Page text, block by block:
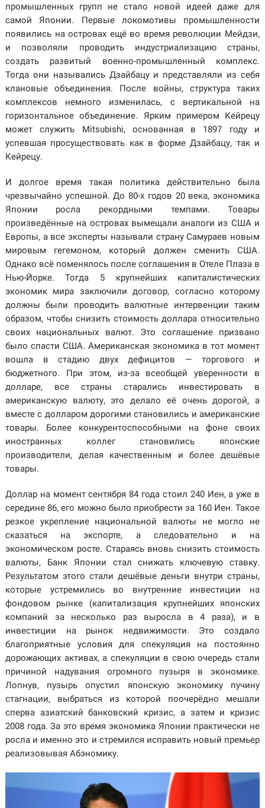
промышленных групп не стало новой идеей даже для
самой Японии. Первые локомотивы промышленности
появились на островах ещё во время революции Мейдзи,
и позволяли проводить индустриализацию страны,
создать развитый военно-промышленный комплекс.
Тогда они назывались Дзайбацу и представляли из себя
клановые объединения. После войны, структура таких
комплексов немного изменилась, с вертикальной на
горизонтальное объединение. Ярким примером Кейрецу
может служить Mitsubishi, основанная в 1897 году и
успевшая просуществовать как в форме Дзайбацу, так и
Кейрецу.
И долгое время такая политика действительно была
чрезвычайно успешной. До 80-х годов 20 века, экономика
Японии росла рекордными темпами. Товары
произведённые на островах вымещали аналоги из США и
Европы, а все эксперты называли страну Самураев новым
мировым гегемоном, который должен сменить США.
Однако всё поменялось после соглашения в Отеле Плаза в
Нью-Йорке. Тогда 5 крупнейших капиталистических
экономик мира заключили договор, согласно которому
должны были проводить валютные интервенции таким
образом, чтобы снизить стоимость доллара относительно
своих национальных валют. Это соглашение призвано
было спасти США. Американская экономика в тот момент
вошла в стадию двух дефицитов — торгового и
бюджетного. При этом, из-за всеобщей уверенности в
долларе, все страны старались инвестировать в
американскую валюту, это делало её очень дорогой, а
вместе с долларом дорогими становились и американские
товары. Более конкурентоспособными на фоне своих
иностранных коллег становились японские
производители, делая качественным и более дешёвые
товары.
Доллар на момент сентября 84 года стоил 240 Иен, а уже в
середине 86, его можно было приобрести за 160 Иен. Такое
резкое укрепление национальной валюты не могло не
сказаться на экспорте, а следовательно и на
экономическом росте. Стараясь вновь снизить стоимость
валюты, Банк Японии стал снижать ключевую ставку.
Результатом этого стали дешёвые деньги внутри страны,
которые устремились во внутренние инвестиции на
фондовом рынке (капитализация крупнейших японских
компаний за несколько раз выросла в 4 раза), и в
инвестиции на рынок недвижимости. Это создало
благоприятные условия для спекуляция на постоянно
дорожающих активах, а спекуляции в свою очередь стали
причиной надувания огромного пузыря в экономике.
Лопнув, пузырь опустил японскую экономику пучину
стагнации, выбраться из которой поочерёдно мешали
сперва азиатский банковский кризис, а затем и кризис
2008 года. За это время экономика Японии практически не
росла и именно это и стремился исправить новый премьер
реализовывая Абэномику.